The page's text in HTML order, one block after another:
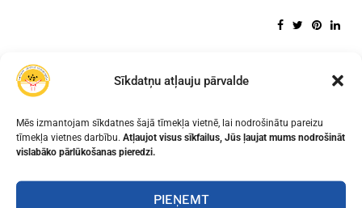
Sīkdatņu atļauju pārvalde
Mēs izmantojam sīkdatnes šajā tīmekļa vietnē, lai nodrošinātu pareizu
tīmekļa vietnes darbību. Atļaujot visus sīkfailus, Jūs ļaujat mums nodrošināt
vislabāko pārlūkošanas pieredzi.
PIEŅEMT